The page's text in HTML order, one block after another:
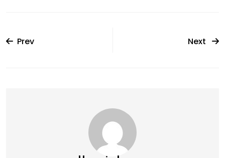
Prev Next